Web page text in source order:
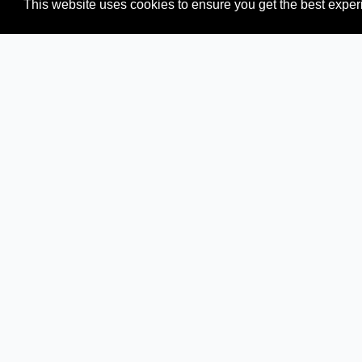
This website uses cookies to ensure you get the best